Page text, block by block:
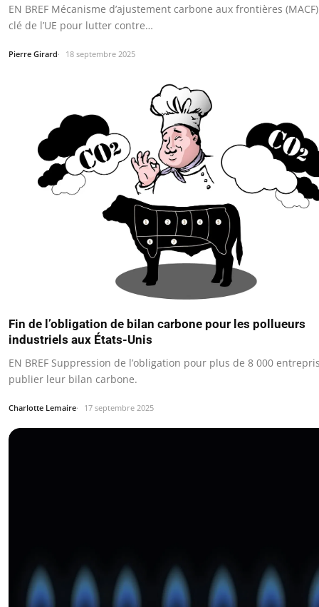
EN BREF Mécanisme d’ajustement carbone aux frontières
clé de l’UE pour lutter contre…
Pierre Girard 18 septembre 2025
Fin de l’obligation de bilan carbone pour les pollueurs
industriels aux États-Unis
EN BREF Suppression de l’obligation pour plus de 8 000
publier leur bilan carbone.
Charlotte Lemaire 17 septembre 2025